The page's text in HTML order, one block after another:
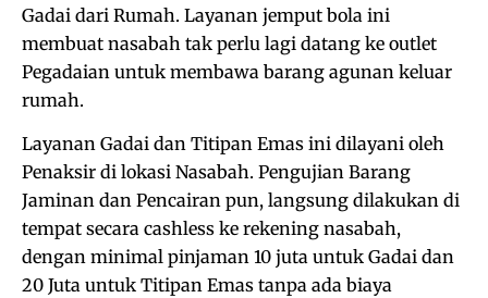
Gadai dari Rumah. Layanan jemput bola ini
membuat nasabah tak perlu lagi datang ke outlet
Pegadaian untuk membawa barang agunan keluar
rumah.
Layanan Gadai dan Titipan Emas ini dilayani oleh
Penaksir di lokasi Nasabah. Pengujian Barang
Jaminan dan Pencairan pun, langsung dilakukan di
tempat secara cashless ke rekening nasabah,
dengan minimal pinjaman 10 juta untuk Gadai dan
20 Juta untuk Titipan Emas tanpa ada biaya